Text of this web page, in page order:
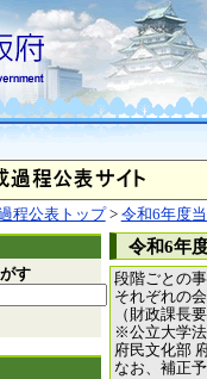
程公表トップ> 令和6年度
す
令和6
段階ごとの
それぞれの
（財政課長
※公立大学
府民文化部
なお、補正